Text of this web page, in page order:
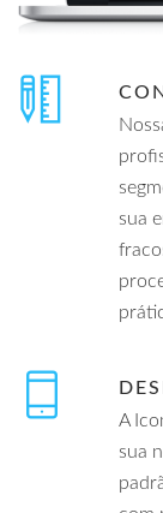
sua
A
sua